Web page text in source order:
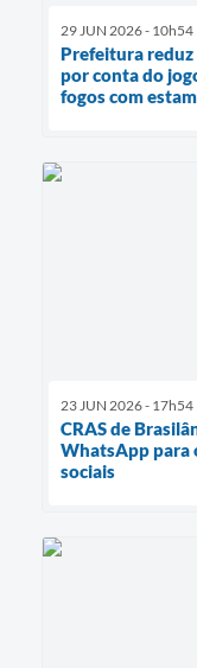
29 JUN 2026 - 10h54
Prefeitura
por conta do
fogos com
23 JUN 2026 - 17h54
CRAS de
WhatsApp para
sociais